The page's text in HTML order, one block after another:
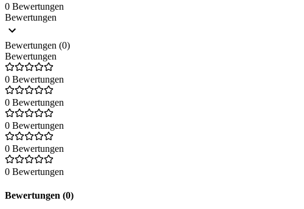
0 Bewertungen
Bewertungen
Bewertungen (0)
Bewertungen
0 Bewertungen
0 Bewertungen
0 Bewertungen
0 Bewertungen
0 Bewertungen
Bewertungen (0)